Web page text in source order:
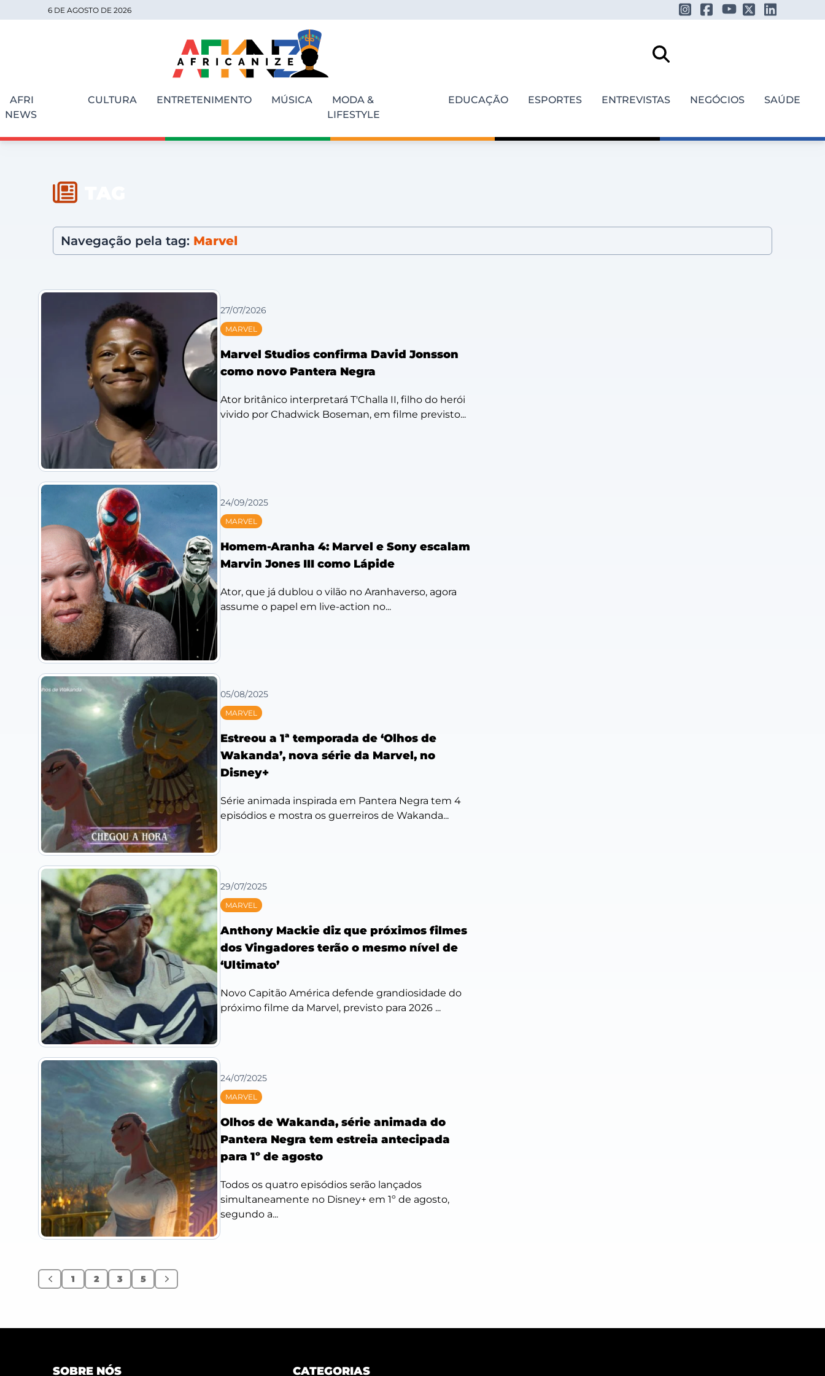
6 DE AGOSTO DE 2026
AFRI
NEWS
CULTURA ENTRETENIMENTO MÚSICA
MODA &
LIFESTYLE
EDUCAÇÃO ESPORTES ENTREVISTAS NEGÓCIOS SAÚDE
Navegação pela tag: Marvel
27/07/2026
MARVEL
Marvel Studios confirma David Jonsson
como novo Pantera Negra
Ator britânico interpretará T'Challa II, filho do herói
vivido por Chadwick Boseman, em filme previsto...
24/09/2025
MARVEL
Homem-Aranha 4: Marvel e Sony escalam
Marvin Jones III como Lápide
Ator, que já dublou o vilão no Aranhaverso, agora
assume o papel em live-action no...
05/08/2025
MARVEL
Estreou a 1ª temporada de ‘Olhos de
Wakanda’, nova série da Marvel, no
Disney+
Série animada inspirada em Pantera Negra tem 4
episódios e mostra os guerreiros de Wakanda...
29/07/2025
MARVEL
Anthony Mackie diz que próximos filmes
dos Vingadores terão o mesmo nível de
‘Ultimato’
Novo Capitão América defende grandiosidade do
próximo filme da Marvel, previsto para 2026 ...
24/07/2025
MARVEL
Olhos de Wakanda, série animada do
Pantera Negra tem estreia antecipada
para 1º de agosto
Todos os quatro episódios serão lançados
simultaneamente no Disney+ em 1º de agosto,
segundo a...
Anterior
1 2 3 5 Próximo
SOBRE NÓS CATEGORIAS